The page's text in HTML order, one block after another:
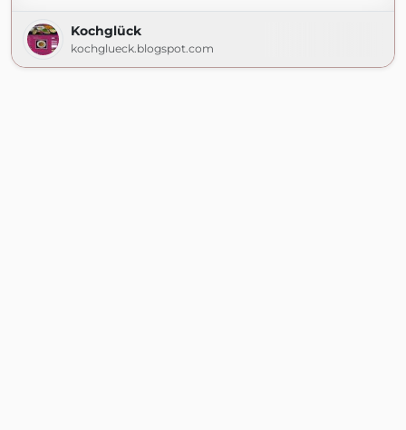
Kochglück
kochglueck.blogspot.com